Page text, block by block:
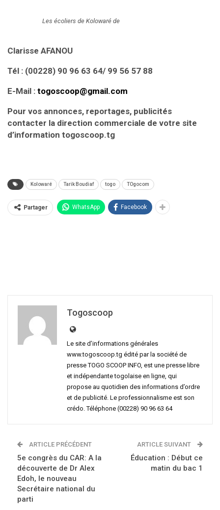
Les écoliers de Kolowaré de
Clarisse AFANOU
Tél : (00228) 90 96 63 64/ 99 56 57 88
E-Mail : togoscoop@gmail.com
Pour vos annonces, reportages, publicités
contacter la direction commerciale de votre site
d’information togoscoop.tg
Kolowaré Tarik Boudiaf togo TOgocom
Partager WhatsApp Facebook
Togoscoop
Le site d’informations générales
www.togoscoop.tg édité par la société de
presse TOGO SCOOP INFO, est une presse libre
et indépendante togolaise en ligne, qui
propose au quotidien des informations d’ordre
et de publicité. Le professionnalisme est son
crédo. Téléphone (00228) 90 96 63 64
ARTICLE PRÉCÉDENT
5e congrès du CAR: A la
découverte de Dr Alex
Edoh, le nouveau
Secrétaire national du
parti
ARTICLE SUIVANT
Éducation : Début ce
matin du bac 1